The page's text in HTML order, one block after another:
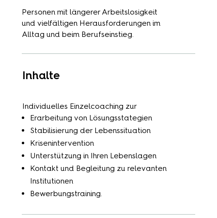
Personen mit längerer Arbeitslosigkeit
und vielfältigen Herausforderungen im
Alltag und beim Berufseinstieg.
Inhalte
Individuelles Einzelcoaching zur
Erarbeitung von Lösungsstategien
Stabilisierung der Lebenssituation
Krisenintervention
Unterstützung in Ihren Lebenslagen
Kontakt und Begleitung zu relevanten
Institutionen
Bewerbungstraining.